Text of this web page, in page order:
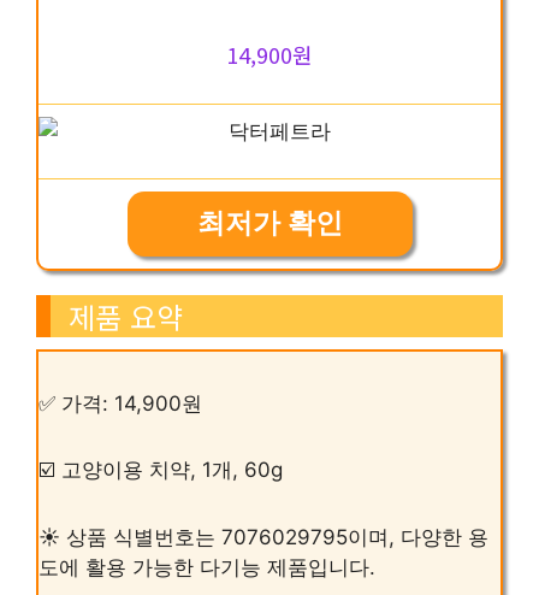
14,900원
최저가 확인
제품 요약
✅ 가격: 14,900원
☑️ 고양이용 치약, 1개, 60g
☀️ 상품 식별번호는 7076029795이며, 다양한 용
도에 활용 가능한 다기능 제품입니다.